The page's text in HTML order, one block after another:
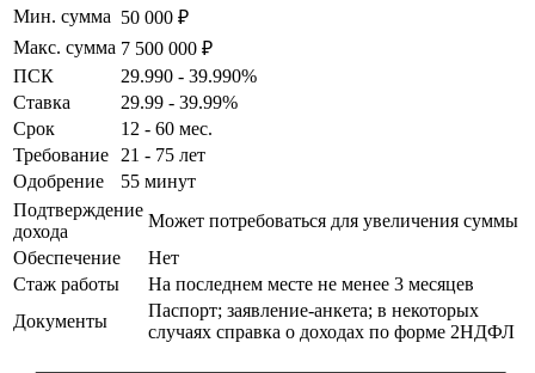
Мин. сумма 50 000 ₽
Макс. сумма 7 500 000 ₽
ПСК
29.990 - 39.990%
Ставка
29.99 - 39.99%
Срок
12 - 60 мес.
Требование
21 - 75 лет
Одобрение
55 минут
Подтверждение
дохода
Может потребоваться для увеличения суммы
Обеспечение
Нет
Стаж работы
На последнем месте не менее 3 месяцев
Документы
Паспорт; заявление-анкета; в некоторых
случаях справка о доходах по форме 2НДФЛ